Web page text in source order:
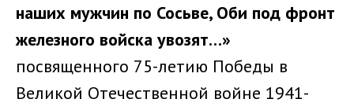
наших мужчин по Сосьве, Оби под фронт
железного войска увозят…»
посвященного 75-летию Победы в
Великой Отечественной войне 1941-